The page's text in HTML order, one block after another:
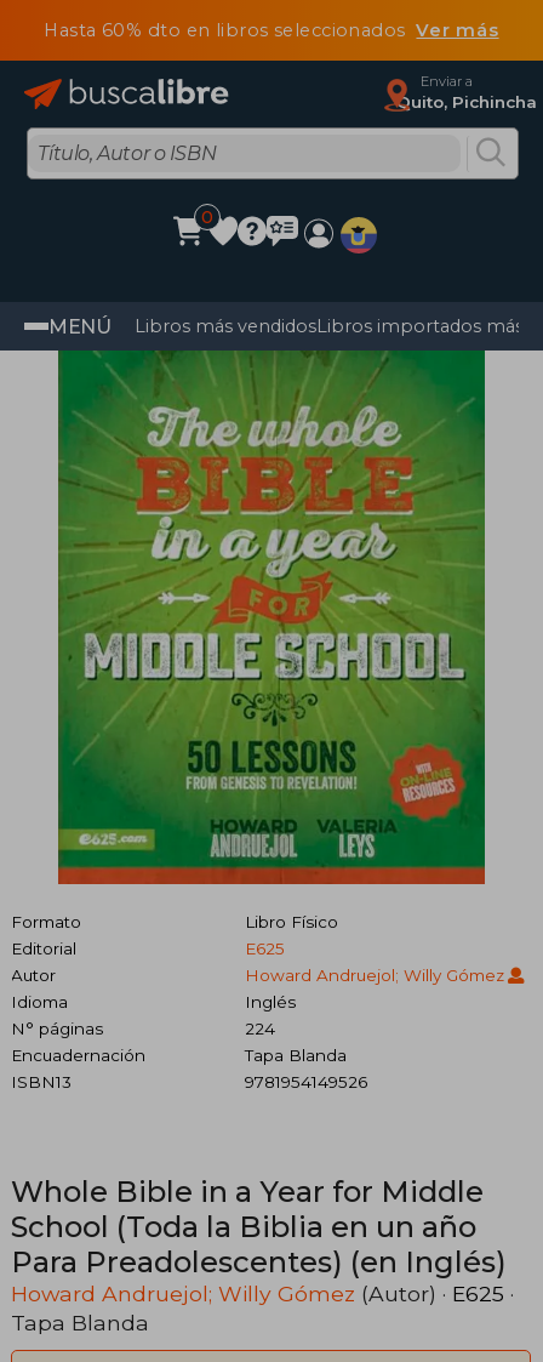
Hasta 60% dto en libros seleccionadosVer más
Enviar a
Quito, Pichincha
0
MENÚ Libros más vendidosLibros importados más
Formato
Libro Físico
Editorial
E625
Autor
Howard Andruejol; Willy Gómez
Idioma
Inglés
N° páginas
224
Encuadernación
Tapa Blanda
ISBN13
9781954149526
Whole Bible in a Year for Middle
School (Toda la Biblia en un año
Para Preadolescentes) (en Inglés)
Howard Andruejol; Willy Gómez (Autor) · E625 ·
Tapa Blanda